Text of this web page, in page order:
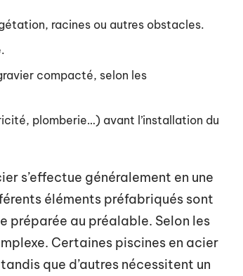
racines ou autres obstacles.
compacté, selon les
plomberie…) avant l’installation du
s’effectue généralement en une
éléments préfabriqués sont
préparée au préalable. Selon les
Certaines piscines en acier
que d’autres nécessitent un